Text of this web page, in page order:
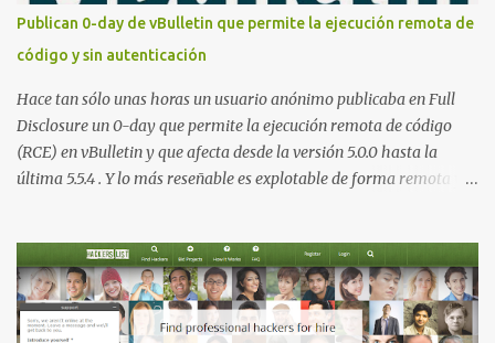
puntuación CVSS 8.8 y ya dispone de un Proof of Concept público.
Lo interesante de Certighost no es únicamente la vulnerabilidad,
sino el objetivo final. Mientras muchos ataques contra AD CS
buscan obtener un certificado válido para ...
Publican 0-day de vBulletin que permite la ejecución remota de
código y sin autenticación
Hace tan sólo unas horas un usuario anónimo publicaba en Full
Disclosure un 0-day que permite la ejecución remota de código
(RCE) en vBulletin y que afecta desde la versión 5.0.0 hasta la
última 5.5.4 . Y lo más reseñable es explotable de forma remota y
parámetros en la URL y luego las analiza en el servidor sin las
comprobaciones de seguridad adecuadas, lo que permite a
cualquier atacante inyectar comandos y ejecutar código de forma
remota en el sistema. Fijaros en el siguiente script en python: